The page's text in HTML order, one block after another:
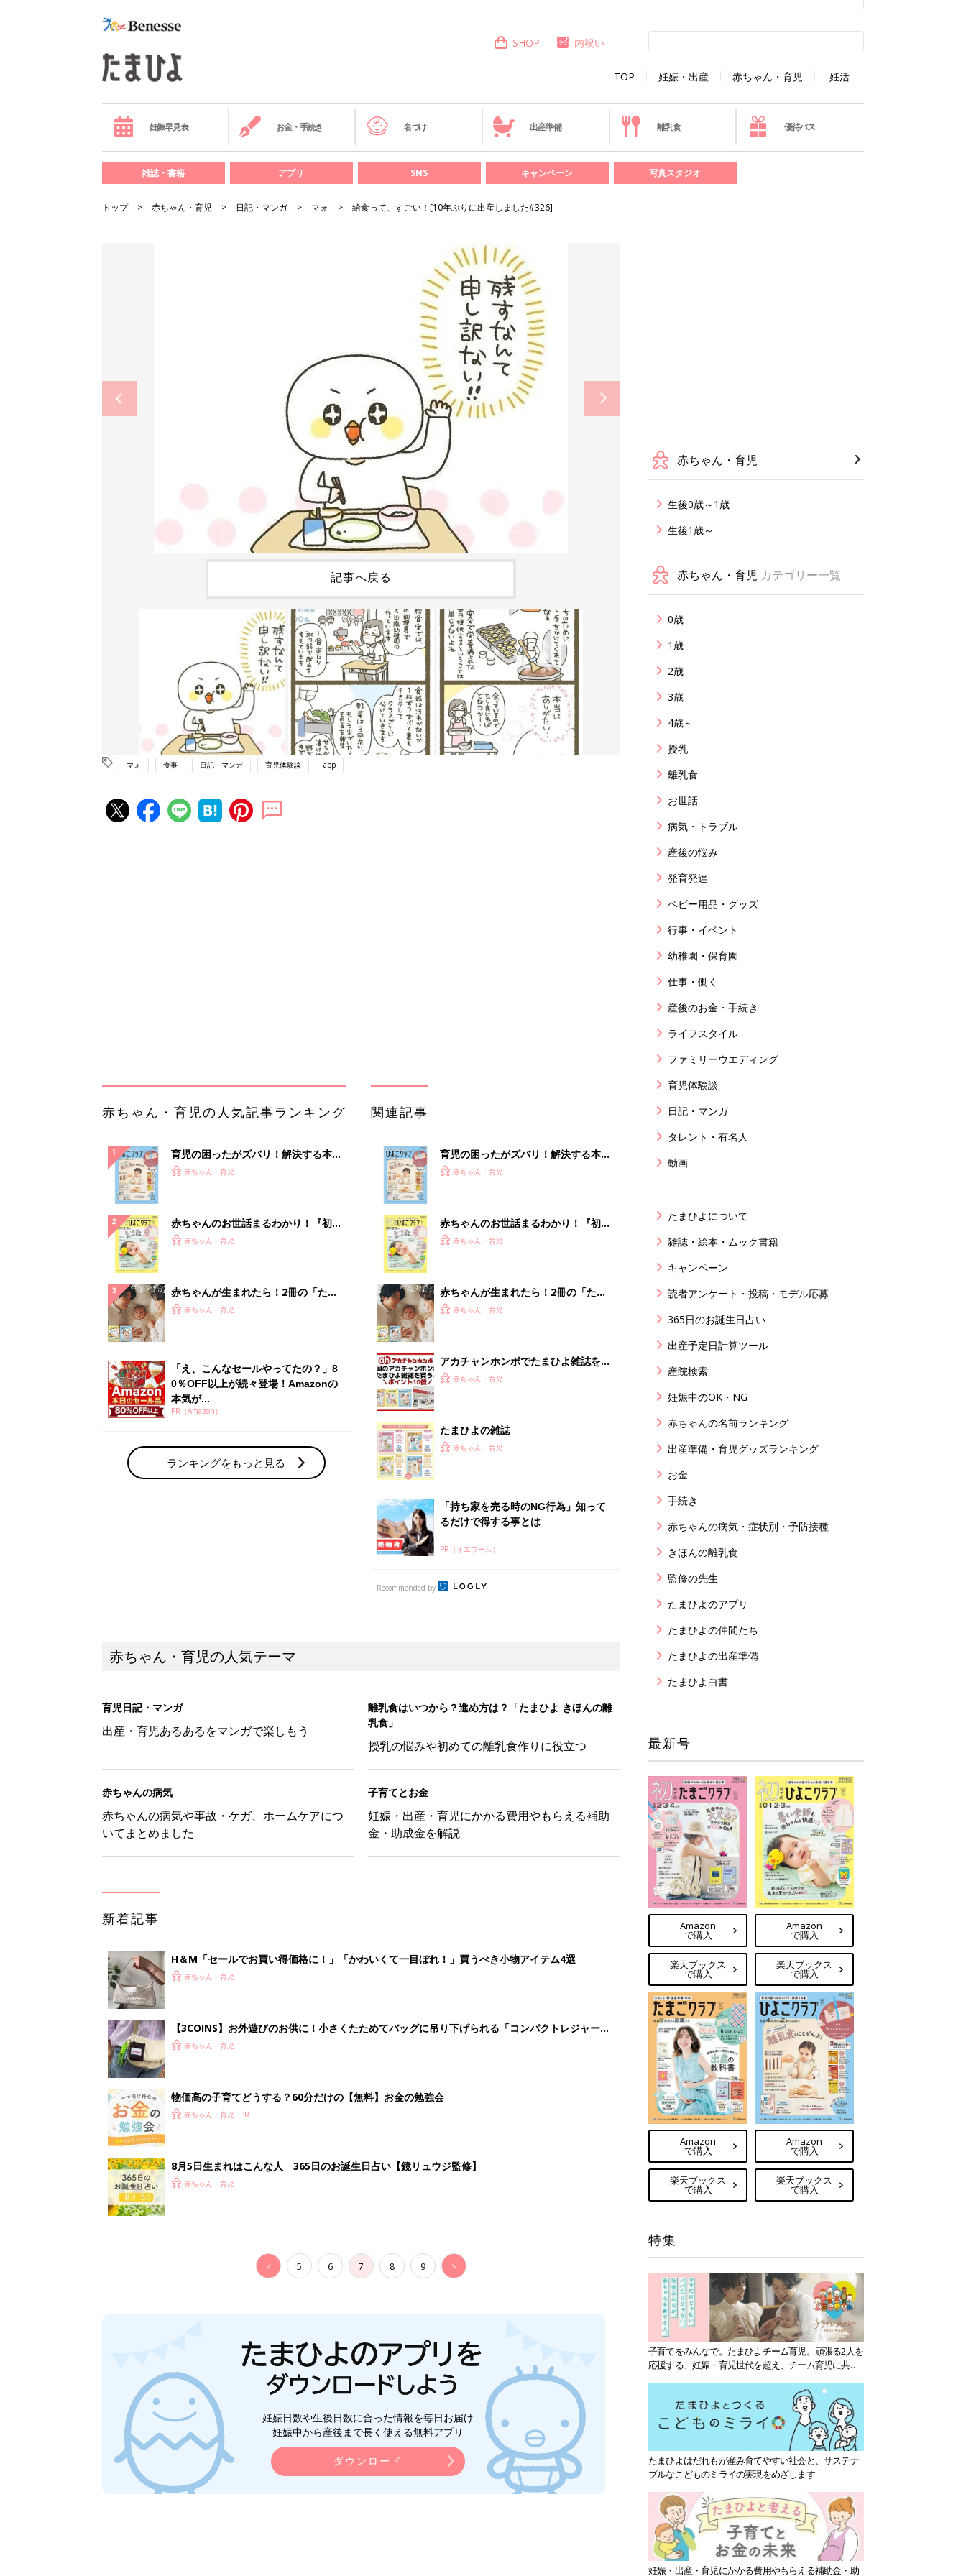
TOP 妊娠・出産 赤ちゃん・育児 妊活
SHOP 内祝い
妊娠早見表 お金・手続き 名づけ 出産準備 離乳食 優待パス
雑誌・書籍 アプリ SNS キャンペーン 写真スタジオ
トップ 赤ちゃん・育児 日記・マンガ マォ 給食って、すごい！[10年ぶりに出産しました#326]
記事へ戻る
マォ 食事 日記・マンガ 育児体験談 app
0％OFF以上が続々登場！Amazonの
本気が...
PR（Amazon）
ランキングをもっと見る
るだけで得する事とは
PR（イエウール）
赤ちゃん・育児の人気テーマ
育児日記・マンガ
離乳食はいつから？進め方は？「たまひよ きほんの離
授乳の悩みや初めての離乳食作りに役立つ
子育てとお金
妊娠・出産・育児にかかる費用やもらえる補助
金・助成金を解説
H＆М「セールでお買い得価格に！」「かわいくて一目ぼれ！」買うべき小物アイテム4選
赤ちゃん・育児
【3COINS】お外遊びのお供に！小さくたためてバッグに吊り下げられる「コンパクトレジャーシ
赤ちゃん・育児
物価高の子育てどうする？60分だけの【無料】お金の勉強会
< 5 6 7 8 9 >
赤ちゃん・育児
生後0歳～1歳
生後1歳～
赤ちゃん・育児 カテゴリー一覧
0歳
1歳
2歳
3歳
4歳～
授乳
離乳食
お世話
病気・トラブル
産後の悩み
発育発達
ベビー用品・グッズ
行事・イベント
幼稚園・保育園
仕事・働く
産後のお金・手続き
ライフスタイル
ファミリーウエディング
育児体験談
日記・マンガ
タレント・有名人
動画
たまひよについて
雑誌・絵本・ムック書籍
キャンペーン
読者アンケート・投稿・モデル応募
365日のお誕生日占い
出産予定日計算ツール
産院検索
妊娠中のOK・NG
赤ちゃんの名前ランキング
出産準備・育児グッズランキング
お金
手続き
赤ちゃんの病気・症状別・予防接種
きほんの離乳食
監修の先生
たまひよのアプリ
たまひよの仲間たち
たまひよの出産準備
たまひよ白書
最新号
Amazon
で購入
楽天ブックス
で購入
Amazon
で購入
楽天ブックス
で購入
Amazon
で購入
楽天ブックス
で購入
Amazon
で購入
楽天ブックス
で購入
特集
子育てをみんなで。たまひよチーム育児。頑張る2人を
応援する、妊娠・育児世代を超え、チーム育児に共感
たまひよはだれもが産み育てやすい社会と、サステナ
ブルなこどものミライの実現をめざします
妊娠・出産・育児にかかる費用やもらえる補助金・助